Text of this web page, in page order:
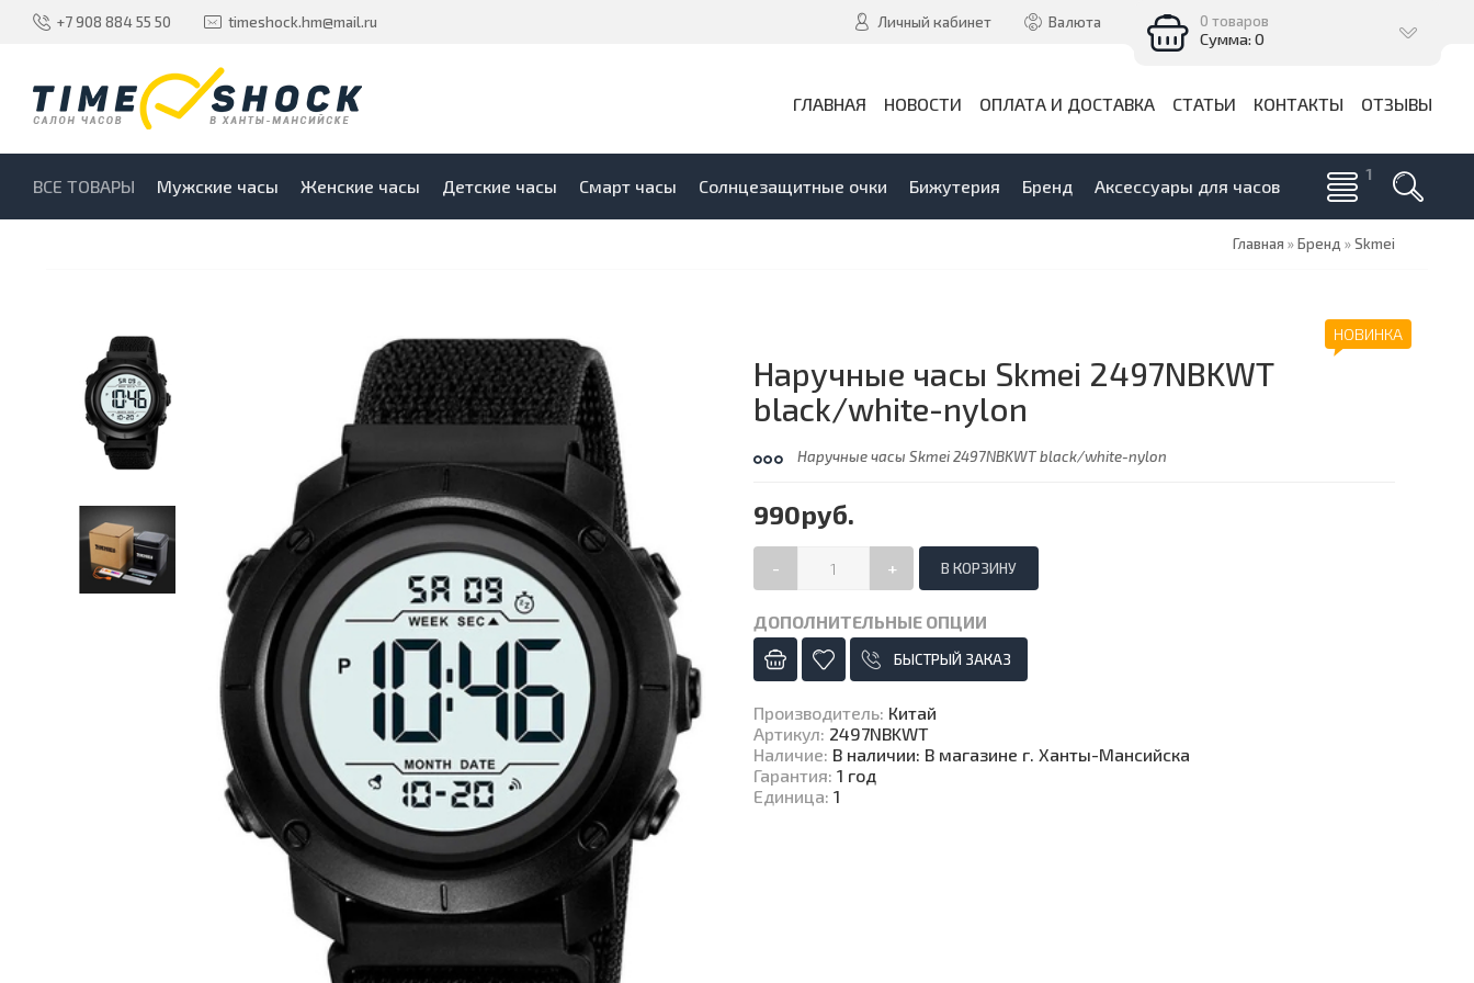
+7 908 884 55 50 timeshock.hm@mail.ru Личный кабинет Валюта 0 товаров
Сумма: 0
ГЛАВНАЯ НОВОСТИ ОПЛАТА И ДОСТАВКА СТАТЬИ КОНТАКТЫ ОТЗЫВЫ
ВСЕ ТОВАРЫ Мужские часы Женские часы Детские часы Смарт часы Солнцезащитные очки Бижутерия Бренд Аксессуары для часов
Главная »Бренд »Skmei
НОВИНКА
Наручные часы Skmei 2497NBKWT
black/white-nylon
Наручные часы Skmei 2497NBKWT black/white-nylon
990руб.
- +
ДОПОЛНИТЕЛЬНЫЕ ОПЦИИ
БЫСТРЫЙ ЗАКАЗ
Производитель: Китай
Артикул: 2497NBKWT
Наличие: В наличии: В магазине г. Ханты-Мансийска
Гарантия: 1 год
Единица: 1